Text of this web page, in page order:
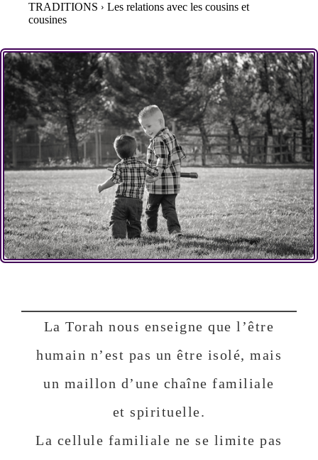
TRADITIONS
Les relations avec les cousins et
cousines
La Torah nous enseigne que l’être
humain n’est pas un être isolé, mais
un maillon d’une chaîne familiale
et spirituelle.
La cellule familiale ne se limite pas